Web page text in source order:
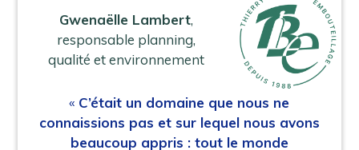
Gwenaëlle Lambert,
responsable planning,
qualité et environnement
« C’était un domaine que nous ne
connaissions pas et sur lequel nous avons
beaucoup appris : tout le monde